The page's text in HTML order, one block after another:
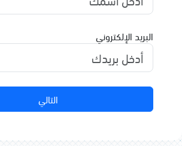
البريد الإلكتروني
التالي